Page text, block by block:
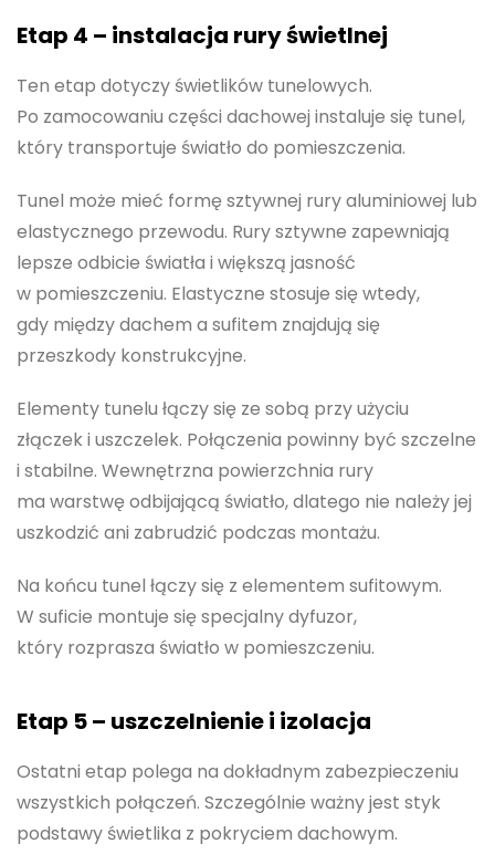
Etap 4 – instalacja rury świetlnej
Ten etap dotyczy świetlików tunelowych.
Po zamocowaniu części dachowej instaluje się tunel,
który transportuje światło do pomieszczenia.
Tunel może mieć formę sztywnej rury aluminiowej lub
elastycznego przewodu. Rury sztywne zapewniają
lepsze odbicie światła i większą jasność
w pomieszczeniu. Elastyczne stosuje się wtedy,
gdy między dachem a sufitem znajdują się
przeszkody konstrukcyjne.
Elementy tunelu łączy się ze sobą przy użyciu
złączek i uszczelek. Połączenia powinny być szczelne
i stabilne. Wewnętrzna powierzchnia rury
ma warstwę odbijającą światło, dlatego nie należy jej
uszkodzić ani zabrudzić podczas montażu.
Na końcu tunel łączy się z elementem sufitowym.
W suficie montuje się specjalny dyfuzor,
który rozprasza światło w pomieszczeniu.
Etap 5 – uszczelnienie i izolacja
Ostatni etap polega na dokładnym zabezpieczeniu
wszystkich połączeń. Szczególnie ważny jest styk
podstawy świetlika z pokryciem dachowym.